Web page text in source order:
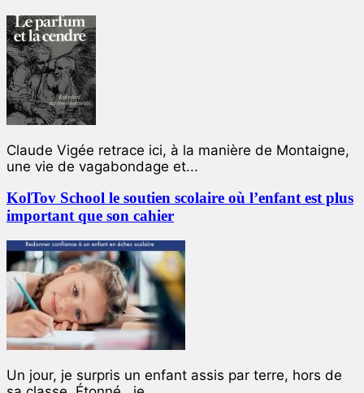
Claude Vigée retrace ici, à la manière de Montaigne,
une vie de vagabondage et...
KolTov School le soutien scolaire où l’enfant est plus
important que son cahier
Un jour, je surpris un enfant assis par terre, hors de